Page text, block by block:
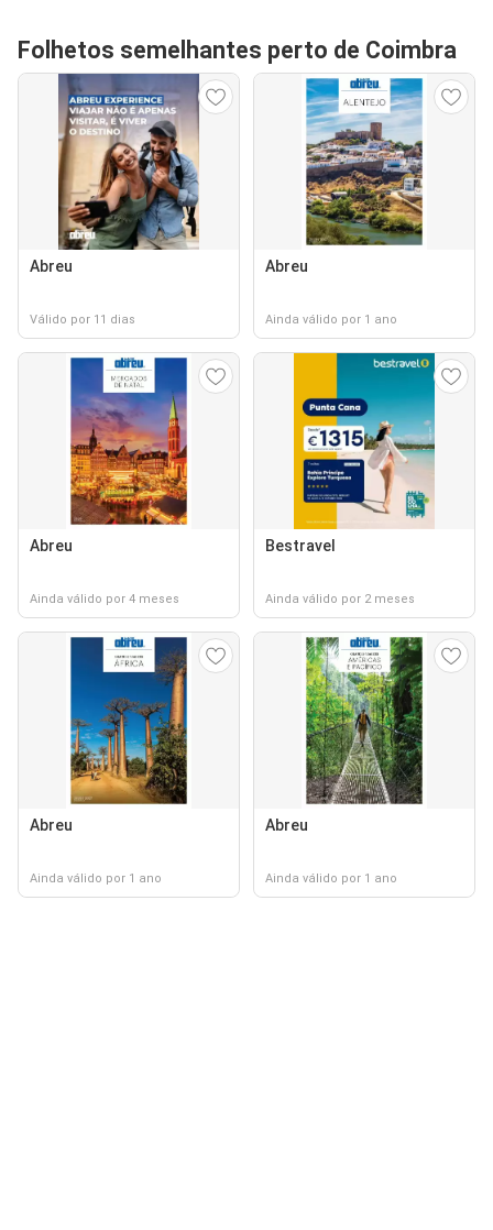
Folhetos semelhantes perto de Coimbra
Abreu
Válido por 11 dias
Abreu
Ainda válido por 1 ano
Abreu
Ainda válido por 4 meses
Bestravel
Ainda válido por 2 meses
Abreu
Ainda válido por 1 ano
Abreu
Ainda válido por 1 ano